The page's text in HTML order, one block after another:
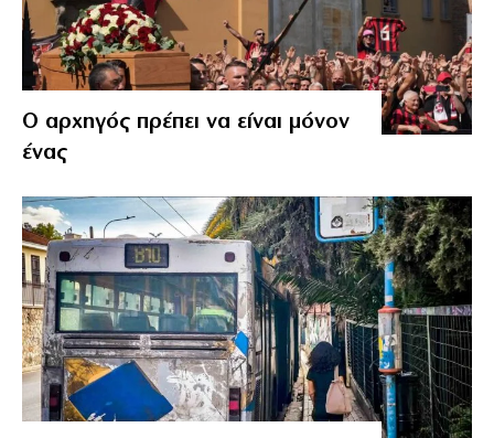
Ο αρχηγός πρέπει να είναι μόνον
ένας